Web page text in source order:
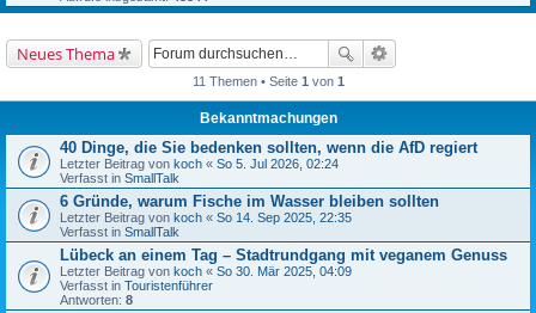
Neues Thema
11 Themen • Seite 1von 1
Bekanntmachungen
40 Dinge, die Sie bedenken sollten, wenn die AfD regiert
Letzter Beitrag von koch « So 5. Jul 2026, 02:24
Verfasst in SmallTalk
6 Gründe, warum Fische im Wasser bleiben sollten
Letzter Beitrag von koch « So 14. Sep 2025, 22:35
Verfasst in SmallTalk
Lübeck an einem Tag – Stadtrundgang mit veganem Genuss
Letzter Beitrag von koch « So 30. Mär 2025, 04:09
Verfasst in Touristenführer
Antworten: 8